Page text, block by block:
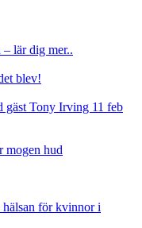
lär dig mer..
blev!
gäst Tony Irving 11 feb
mogen hud
för kvinnor i